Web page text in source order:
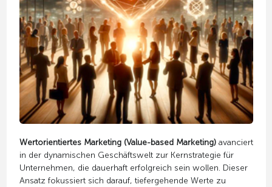
Wertorientiertes Marketing (Value-based Marketing)avanciert
in der dynamischen Geschäftswelt zur Kernstrategie für
Unternehmen, die dauerhaft erfolgreich sein wollen. Dieser
Ansatz fokussiert sich darauf, tiefergehende Werte zu